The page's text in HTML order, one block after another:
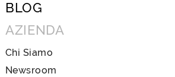
BLOG
AZIENDA
Chi Siamo
Newsroom